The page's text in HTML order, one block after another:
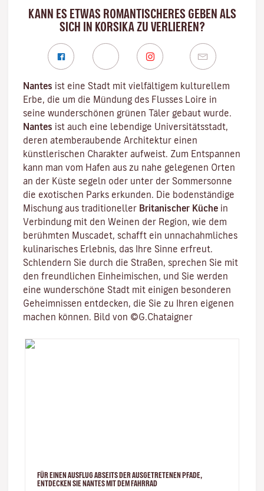
KANN ES ETWAS ROMANTISCHERES GEBEN ALS
SICH IN KORSIKA ZU VERLIEREN?
Nantes ist eine Stadt mit vielfältigem kulturellem
Erbe, die um die Mündung des Flusses Loire in
seine wunderschönen grünen Täler gebaut wurde.
Nantes ist auch eine lebendige Universitätsstadt,
deren atemberaubende Architektur einen
künstlerischen Charakter aufweist. Zum Entspannen
kann man vom Hafen aus zu nahe gelegenen Orten
an der Küste segeln oder unter der Sommersonne
die exotischen Parks erkunden. Die bodenständige
Mischung aus traditioneller Britanischer Küche in
Verbindung mit den Weinen der Region, wie dem
berühmten Muscadet, schafft ein unnachahmliches
kulinarisches Erlebnis, das Ihre Sinne erfreut.
Schlendern Sie durch die Straßen, sprechen Sie mit
den freundlichen Einheimischen, und Sie werden
eine wunderschöne Stadt mit einigen besonderen
Geheimnissen entdecken, die Sie zu Ihren eigenen
machen können. Bild von ©G.Chataigner
FÜR EINEN AUSFLUG ABSEITS DER AUSGETRETENEN PFADE,
ENTDECKEN SIE NANTES MIT DEM FAHRRAD